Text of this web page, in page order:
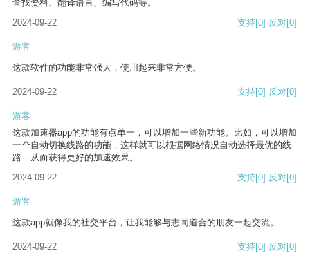
查找资料、翻译语言、编写代码等。
2024-09-22
支持[0] 反对[0]
游客
这款软件的功能非常强大，使用起来非常方便。
2024-09-22 支持[0] 反对[0]
游客
这款加速器app的功能有点单一，可以增加一些新功能。比如，可以增加
一个自动切换线路的功能，这样就可以根据网络情况自动选择最优的线
路，从而获得更好的加速效果。
2024-09-22
支持[0] 反对[0]
游客
这款app就像我的社交平台，让我能够与志同道合的朋友一起交流。
2024-09-22 支持[0] 反对[0]